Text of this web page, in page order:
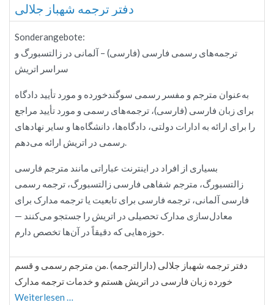
دفتر ترجمه شهباز جلالی
Sonderangebote:
ترجمه‌های رسمی فارسی (فارسی) – آلمانی در زالتسبورگ و
سراسر اتریش
به‌عنوان مترجم و مفسر رسمی سوگندخورده و مورد تأیید دادگاه
برای زبان فارسی (فارسی)، ترجمه‌های رسمی و مورد تأیید مراجع
را برای ارائه به ادارات دولتی، دادگاه‌ها، دانشگاه‌ها و سایر نهادهای
رسمی در اتریش ارائه می‌دهم.
بسیاری از افراد در اینترنت عباراتی مانند مترجم فارسی
زالتسبورگ، مترجم شفاهی فارسی زالتسبورگ، ترجمه رسمی
فارسی آلمانی، ترجمه فارسی برای تابعیت یا ترجمه مدارک برای
معادل‌سازی مدارک تحصیلی در اتریش را جستجو می‌کنند —
حوزه‌هایی که دقیقاً در آن‌ها تخصص دارم.
دفتر ترجمه شهباز جلالی (دارالترجمه) .من مترجم رسمی و قسم
خورده زبان فارسی در اتریش هستم و خدمات ترجمه مدارک
Weiterlesen …